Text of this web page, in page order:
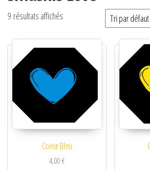
9 résultats affichés
Coeur Bleu
4,00€